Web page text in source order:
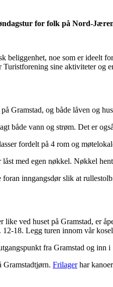
for folk på Nord-
beliggenhet, noe som er ideelt
Turistforening sine aktiviteter og
Gramstad, og både låven og
både vann og strøm. Det er
fordelt på 4 rom og
med egen nøkkel. Nøkkel
inngangsdør slik at
like ved huset på Gramstad, er
18. Legg turen innom vår
fra Gramstad og
Gramstadtjørn. Frilagerhar